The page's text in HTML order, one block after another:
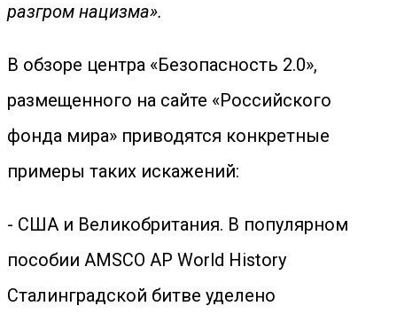
разгром нацизма».
В обзоре центра «Безопасность 2.0»,
размещенного на сайте «Российского
фонда мира» приводятся конкретные
примеры таких искажений:
- США и Великобритания. В популярном
пособии AMSCO AP World History
Сталинградской битве уделено